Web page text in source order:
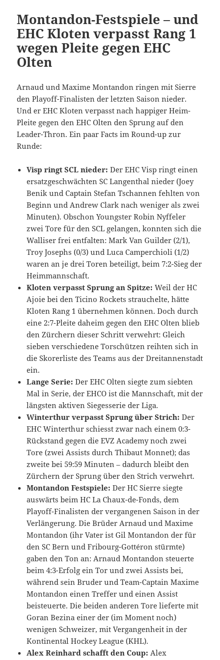
Montandon-Festspiele – und
EHC Kloten verpasst Rang 1
wegen Pleite gegen EHC
Olten
Arnaud und Maxime Montandon ringen mit Sierre
den Playoff-Finalisten der letzten Saison nieder.
Und er EHC Kloten verpasst nach happiger Heim-
Pleite gegen den EHC Olten den Sprung auf den
Leader-Thron. Ein paar Facts im Round-up zur
Runde:
Visp ringt SCL nieder: Der EHC Visp ringt einen
ersatzgeschwächten SC Langenthal nieder (Joey
Benik und Captain Stefan Tschannen fehlten von
Beginn und Andrew Clark nach weniger als zwei
Minuten). Obschon Youngster Robin Nyffeler
zwei Tore für den SCL gelangen, konnten sich die
Walliser frei entfalten: Mark Van Guilder (2/1),
Troy Josephs (0/3) und Luca Camperchioli (1/2)
waren an je drei Toren beteiligt, beim 7:2-Sieg der
Heimmannschaft.
Kloten verpasst Sprung an Spitze: Weil der HC
Ajoie bei den Ticino Rockets strauchelte, hätte
Kloten Rang 1 übernehmen können. Doch durch
eine 2:7-Pleite daheim gegen den EHC Olten blieb
den Zürchern dieser Schritt verwehrt: Gleich
sieben verschiedene Torschützen reihten sich in
die Skorerliste des Teams aus der Dreitannenstadt
ein.
Lange Serie: Der EHC Olten siegte zum siebten
Mal in Serie, der EHCO ist die Mannschaft, mit der
längsten aktiven Siegesserie der Liga.
Winterthur verpasst Sprung über Strich: Der
EHC Winterthur schiesst zwar nach einem 0:3-
Rückstand gegen die EVZ Academy noch zwei
Tore (zwei Assists durch Thibaut Monnet); das
zweite bei 59:59 Minuten – dadurch bleibt den
Zürchern der Sprung über den Strich verwehrt.
Montandon Festspiele: Der HC Sierre siegte
auswärts beim HC La Chaux-de-Fonds, dem
Playoff-Finalisten der vergangenen Saison in der
Verlängerung. Die Brüder Arnaud und Maxime
Montandon (ihr Vater ist Gil Montandon der für
den SC Bern und Fribourg-Gottéron stürmte)
gaben den Ton an: Arnaud Montandon steuerte
beim 4:3-Erfolg ein Tor und zwei Assists bei,
während sein Bruder und Team-Captain Maxime
Montandon einen Treffer und einen Assist
beisteuerte. Die beiden anderen Tore lieferte mit
Goran Bezina einer der (im Moment noch)
wenigen Schweizer, mit Vergangenheit in der
Kontinental Hockey League (KHL).
Alex Reinhard schafft den Coup: Alex